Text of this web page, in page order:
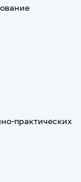
практических